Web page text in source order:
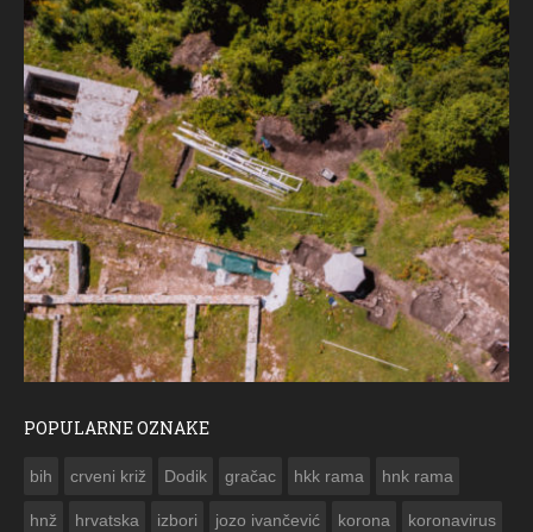
POPULARNE OZNAKE
bih crveni križ Dodik gračac hkk rama hnk rama
hnž hrvatska izbori jozo ivančević korona koronavirus